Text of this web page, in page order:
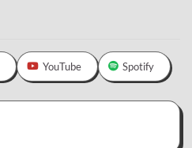
YouTube Spotify